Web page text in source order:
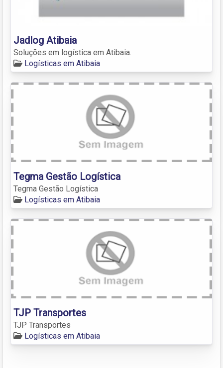
Jadlog Atibaia
Soluções em logística em Atibaia.
Logísticas em Atibaia
Tegma Gestão Logística
Tegma Gestão Logística
Logísticas em Atibaia
TJP Transportes
TJP Transportes
Logísticas em Atibaia